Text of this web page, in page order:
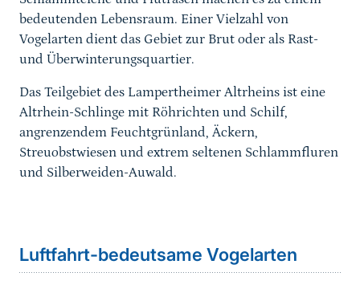
bedeutenden Lebensraum. Einer Vielzahl von
Vogelarten dient das Gebiet zur Brut oder als Rast-
und Überwinterungsquartier.
Das Teilgebiet des Lampertheimer Altrheins ist eine
Altrhein-Schlinge mit Röhrichten und Schilf,
angrenzendem Feuchtgrünland, Äckern,
Streuobstwiesen und extrem seltenen Schlammfluren
und Silberweiden-Auwald.
Luftfahrt-bedeutsame Vogelarten